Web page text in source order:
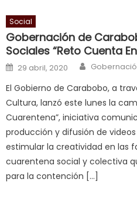
will
smith
is
cuckold,
nice
milf
in
squirting,
आपक
न
ह
Social
Gobernación de
Sociales “Reto Cuenta
Posted on
29 abril, 2020 Author
El Gobierno de Carabobo, a
Cultura, lanzó este lunes la
Cuarentena”, iniciativa
producción y difusión de
estimular la creatividad en las
cuarentena social y colectiva
para la contención […]